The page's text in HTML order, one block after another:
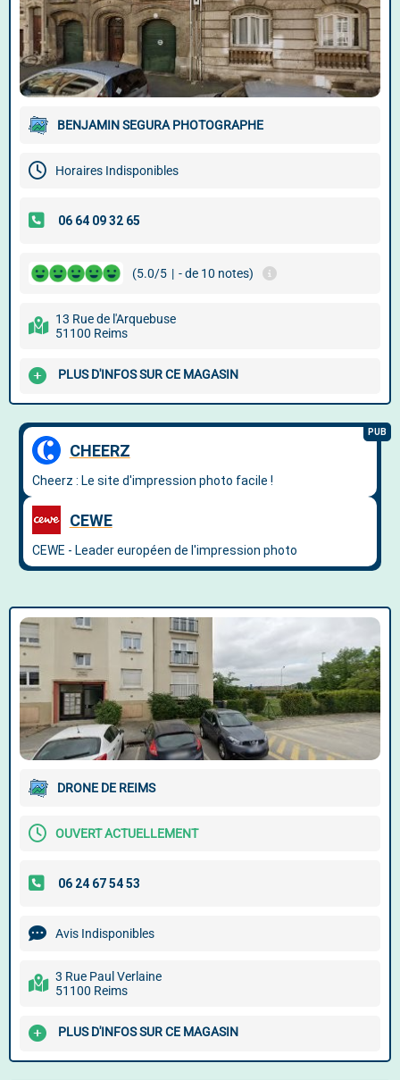
BENJAMIN SEGURA PHOTOGRAPHE
Horaires Indisponibles
(5.0/5 | - de 10 notes)
13 Rue de l'Arquebuse
51100 Reims
PLUS D'INFOS SUR CE MAGASIN
DRONE DE REIMS
OUVERT ACTUELLEMENT
Avis Indisponibles
3 Rue Paul Verlaine
51100 Reims
PLUS D'INFOS SUR CE MAGASIN